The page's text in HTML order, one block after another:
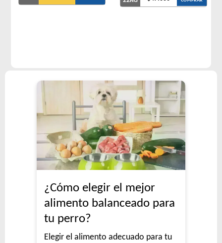
¿Cómo elegir el mejor
alimento balanceado para
tu perro?
Elegir el alimento adecuado para tu